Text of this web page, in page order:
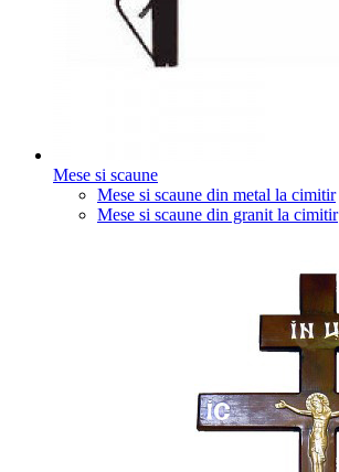
Mese si scaune
Mese si scaune din metal la cimitir
Mese si scaune din granit la cimitir